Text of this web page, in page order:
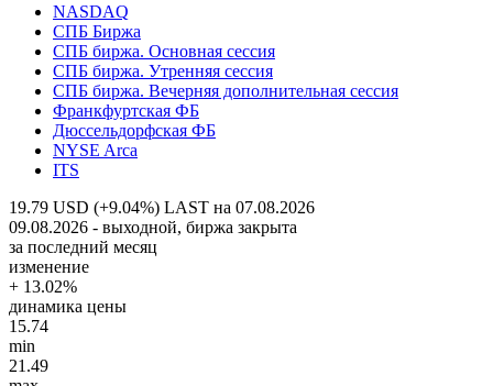
NASDAQ
СПБ Биржа
СПБ биржа. Основная сессия
СПБ биржа. Утренняя сессия
СПБ биржа. Вечерняя дополнительная сессия
Франкфуртская ФБ
Дюссельдорфская ФБ
NYSE Arca
ITS
19.79 USD (+9.04%) LAST на 07.08.2026
09.08.2026 - выходной, биржа закрыта
за последний месяц
изменение
+ 13.02%
динамика цены
15.74
min
21.49